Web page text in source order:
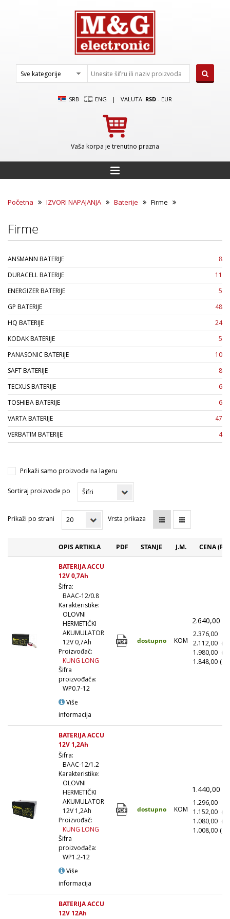
SRB ENG | VALUTA: RSD - EUR
Vaša korpa je trenutno prazna
Početna IZVORI NAPAJANJA Baterije Firme
Firme
ANSMANN BATERIJE
8
DURACELL BATERIJE
11
ENERGIZER BATERIJE
5
GP BATERIJE
48
HQ BATERIJE
24
KODAK BATERIJE
5
PANASONIC BATERIJE
10
SAFT BATERIJE
8
TECXUS BATERIJE
6
TOSHIBA BATERIJE
6
VARTA BATERIJE
47
VERBATIM BATERIJE
4
Prikaži samo proizvode na lageru
Sortiraj proizvode po
Prikaži po strani Vrsta prikaza
OPIS ARTIKLA PDF STANJE J.M. CENA
BATERIJA ACCU
12V 0,7Ah
Šifra:
BAAC-12/0.8
Karakteristike:
OLOVNI
HERMETIČKI
AKUMULATOR
12V 0,7Ah
Proizvođač:
KUNG LONG
Šifra
proizvođača:
WP0.7-12
Više
informacija
dostupno KOM
2.640,00
2.376,00
2.112,00
1.980,00
1.848,00
BATERIJA ACCU
12V 1,2Ah
Šifra:
BAAC-12/1.2
Karakteristike:
OLOVNI
HERMETIČKI
AKUMULATOR
12V 1,2Ah
Proizvođač:
KUNG LONG
Šifra
proizvođača:
WP1.2-12
Više
informacija
dostupno KOM
1.440,00
1.296,00
1.152,00
1.080,00
1.008,00
BATERIJA ACCU
12V 12Ah